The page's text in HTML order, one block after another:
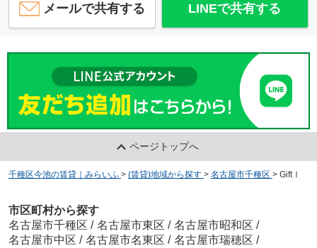
メールで共有する LINEで共有する
ページトップへ
千種区今池の賃貸｜みらいふ > (賃貸)地域から探す > 名古屋市千種区 > GiftⅠ
市区町村から探す
名古屋市千種区 / 名古屋市東区 / 名古屋市昭和区 /
名古屋市中区 / 名古屋市名東区 / 名古屋市瑞穂区 /